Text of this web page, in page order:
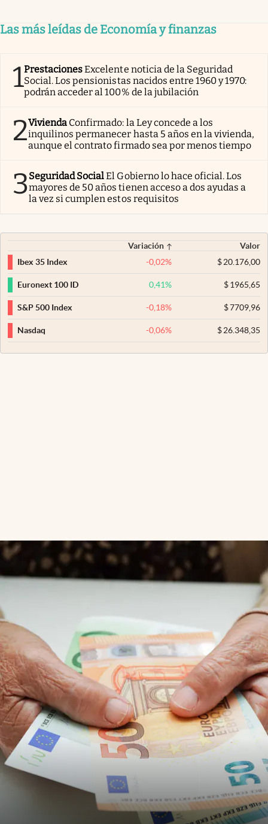
Las más leídas de Economía y finanzas
1PrestacionesExcelente noticia de la Seguridad
Social. Los pensionistas nacidos entre 1960 y 1970:
podrán acceder al 100% de la jubilación
2Vivienda Confirmado: la Ley concede a los
inquilinos permanecer hasta 5 años en la vivienda,
aunque el contrato firmado sea por menos tiempo
3Seguridad SocialEl Gobierno lo hace oficial. Los
mayores de 50 años tienen acceso a dos ayudas a
la vez si cumplen estos requisitos
Variación
Valor
Ibex 35 Index
-0,02% $20.176,00
Euronext 100 ID 0,41% $1965,65
S&P 500 Index -0,18% $7709,96
Nasdaq -0,06% $26.348,35